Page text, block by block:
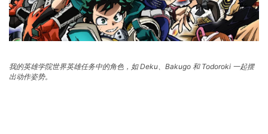
我的英雄学院世界英雄任务中的角色，如 Deku、Bakugo 和 Todoroki 一起摆
出动作姿势。